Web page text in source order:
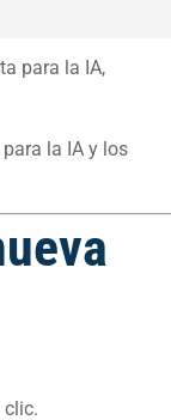
para la IA,
la IA y los
clic.